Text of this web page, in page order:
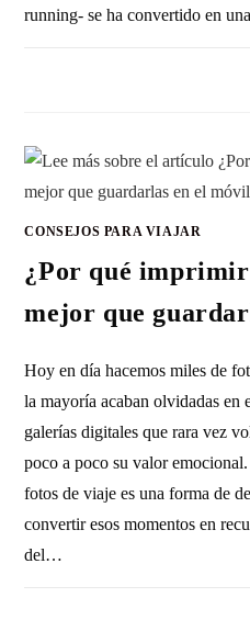
running- se ha convertido en
CONSEJOS PARA VIAJAR
¿Por qué
mejor que
Hoy en día hacemos miles de
la mayoría acaban olvidadas en
galerías digitales que rara vez
poco a poco su valor
fotos de viaje es una forma de
convertir esos momentos en
del…